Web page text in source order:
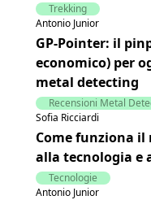
Trekking
Antonio Junior
GP-Pointer: il
economico) per
metal detecting
Recensioni Metal
Sofia Ricciardi
Come funziona
alla tecnologia e
Tecnologie
Antonio Junior